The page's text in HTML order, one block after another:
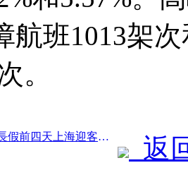
航班1013架
。
前一篇：中秋國慶長假前四天上海迎客逾1511萬人次，同比增長超兩成 返